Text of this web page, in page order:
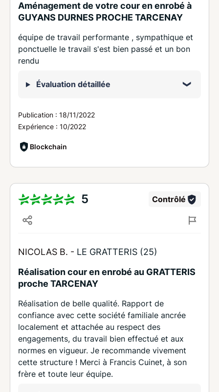
Aménagement de votre cour en enrobé à
GUYANS DURNES PROCHE TARCENAY
équipe de travail performante , sympathique et
ponctuelle le travail s'est bien passé et un bon
rendu
Évaluation détaillée
Publication : 18/11/2022
Expérience : 10/2022
Blockchain
5 Contrôlé
NICOLAS B. - LE GRATTERIS (25)
Réalisation cour en enrobé au GRATTERIS
proche TARCENAY
Réalisation de belle qualité. Rapport de
confiance avec cette société familiale ancrée
localement et attachée au respect des
engagements, du travail bien effectué et aux
normes en vigueur. Je recommande vivement
cette structure ! Merci à Francis Cuinet, à son
frère et toute leur équipe.